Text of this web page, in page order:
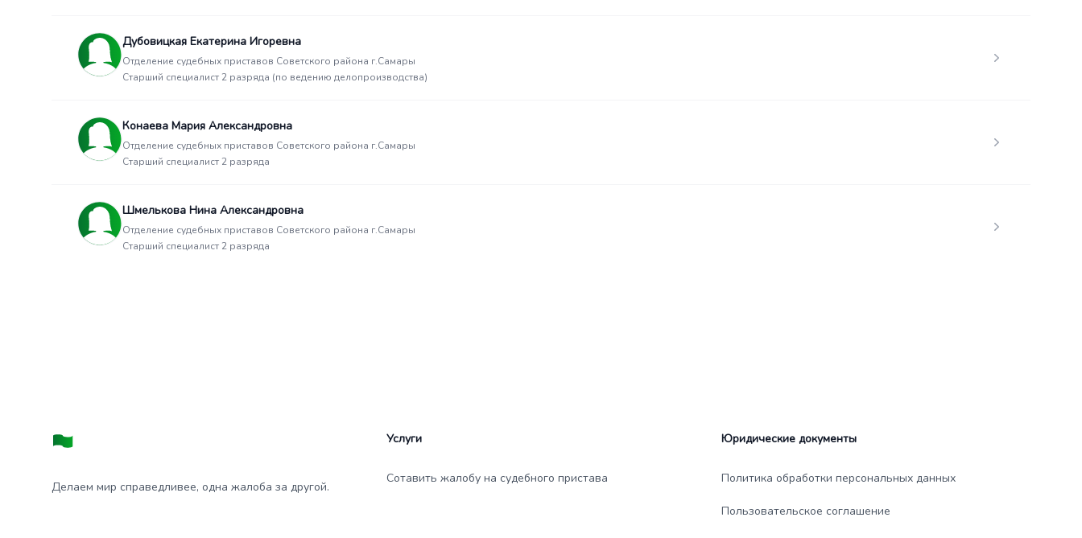
Дубовицкая Екатерина Игоревна
Отделение судебных приставов Советского района г.Самары
Старший специалист 2 разряда (по ведению делопроизводства)
Конаева Мария Александровна
Отделение судебных приставов Советского района г.Самары
Старший специалист 2 разряда
Шмелькова Нина Александровна
Отделение судебных приставов Советского района г.Самары
Старший специалист 2 разряда
Делаем мир справедливее, одна жалоба за другой.
Услуги
Сотавить жалобу на судебного пристава
Юридические документы
Политика обработки персональных данных
Пользовательское соглашение